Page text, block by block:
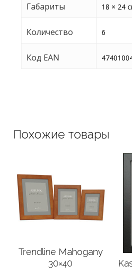
Габариты 18 × 24
Количество 6
Код EAN
Похожие товары
Подробнее
Trendline Mahogany
30×40